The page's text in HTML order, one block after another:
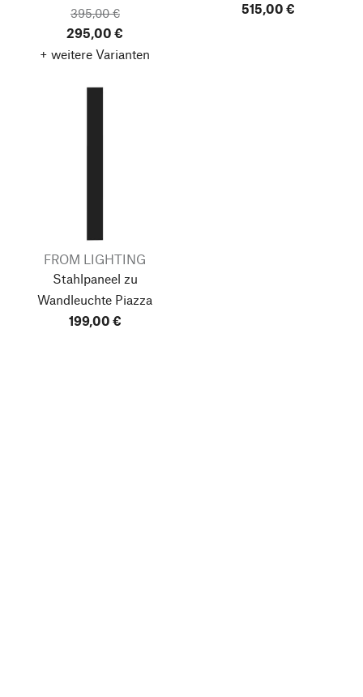
395,00 €
295,00 €
+ weitere Varianten
515,00 €
FROM LIGHTING
Stahlpaneel zu
Wandleuchte Piazza
199,00 €